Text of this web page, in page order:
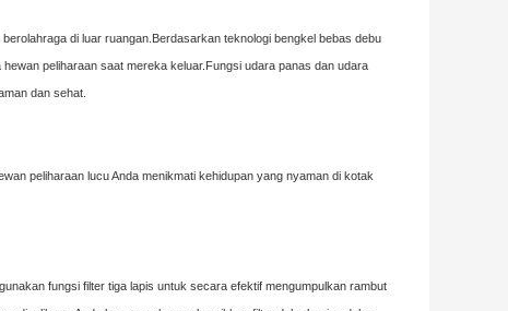
di luar ruangan.Berdasarkan teknologi bengkel bebas debu
peliharaan saat mereka keluar.Fungsi udara panas dan udara
dan sehat.
peliharaan lucu Anda menikmati kehidupan yang nyaman di kotak
fungsi filter tiga lapis untuk secara efektif mengumpulkan rambut